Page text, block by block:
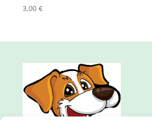
3,00 €